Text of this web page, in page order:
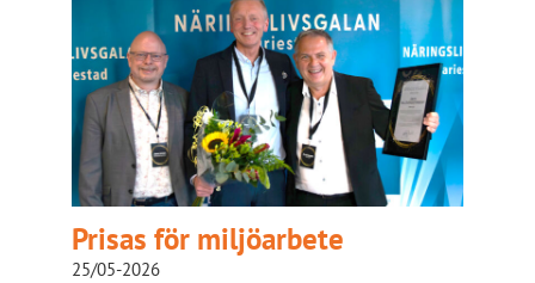
Prisas för miljöarbete
25/05-2026